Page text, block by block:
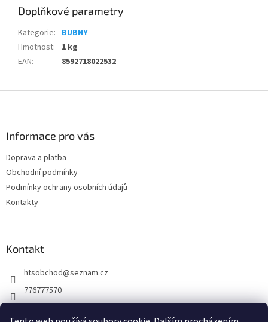
Doplňkové parametry
Kategorie: BUBNY
Hmotnost:
1 kg
EAN: 8592718022532
Informace pro vás
Doprava a platba
Obchodní podmínky
Podmínky ochrany osobních údajů
Kontakty
Kontakt
htsobchod@seznam.cz
776777570